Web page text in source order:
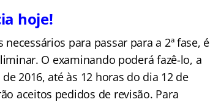
hoje!
para passar para a 2ª fase, é
O examinando poderá fazê-lo, a
2016, até às 12 horas do dia 12 de
aceitos pedidos de revisão. Para